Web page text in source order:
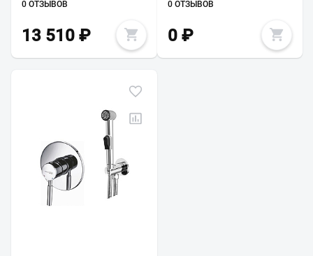
0 ОТЗЫВОВ
13 510 ₽
0 ОТЗЫВОВ
0₽